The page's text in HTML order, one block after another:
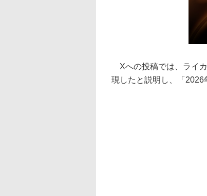
Xへの投稿では、ライ
現したと説明し、「2026